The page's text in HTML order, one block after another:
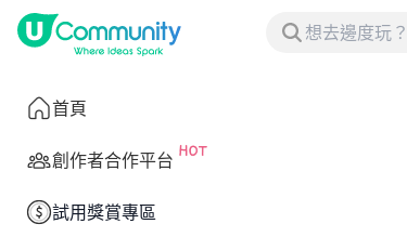
首頁
創作者合作平台
試用獎賞專區